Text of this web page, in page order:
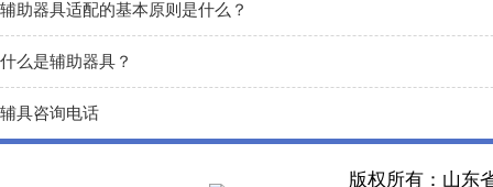
辅助器具适配的基本原则是什么？
什么是辅助器具？
辅具咨询电话
版权所有：山东